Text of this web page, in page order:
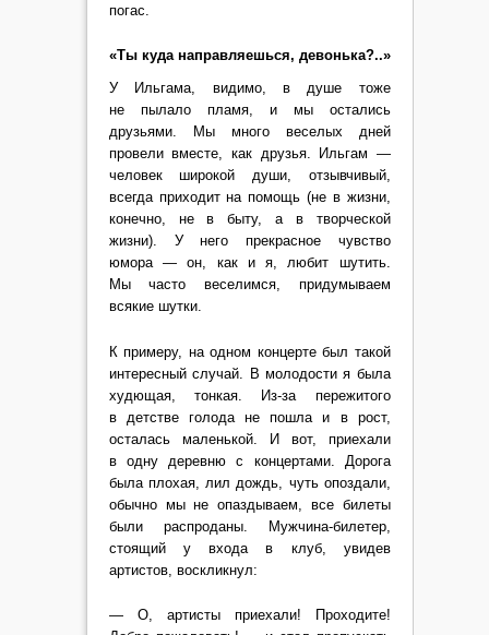
погас.
«Ты куда направляешься, девонька?..»
У Ильгама, видимо, в душе тоже
не пылало пламя, и мы остались
друзьями. Мы много веселых дней
провели вместе, как друзья. Ильгам —
человек широкой души, отзывчивый,
всегда приходит на помощь (не в жизни,
конечно, не в быту, а в творческой
жизни). У него прекрасное чувство
юмора — он, как и я, любит шутить.
Мы часто веселимся, придумываем
всякие шутки.
К примеру, на одном концерте был такой
интересный случай. В молодости я была
худющая, тонкая. Из-за пережитого
в детстве голода не пошла и в рост,
осталась маленькой. И вот, приехали
в одну деревню с концертами. Дорога
была плохая, лил дождь, чуть опоздали,
обычно мы не опаздываем, все билеты
были распроданы. Мужчина-билетер,
стоящий у входа в клуб, увидев
артистов, воскликнул:
— О, артисты приехали! Проходите!